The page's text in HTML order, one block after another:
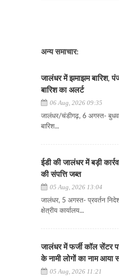
अन्य समाचार:
जालंधर में झमाझम बारिश,
बारिश का अलर्ट
06 Aug, 2026 09:35
जालंधर/चंडीगढ़, 6 अगस्त-
बारिश...
ईडी की जालंधर में बड़ी
की संपत्ति जब्त
05 Aug, 2026 13:04
जालंधर, 5 अगस्त- प्रवर्तन
क्षेत्रीय कार्यालय...
जालंधर में फर्जी कॉल सेंटर
के नामी लोगों का नाम आया
05 Aug, 2026 11:21